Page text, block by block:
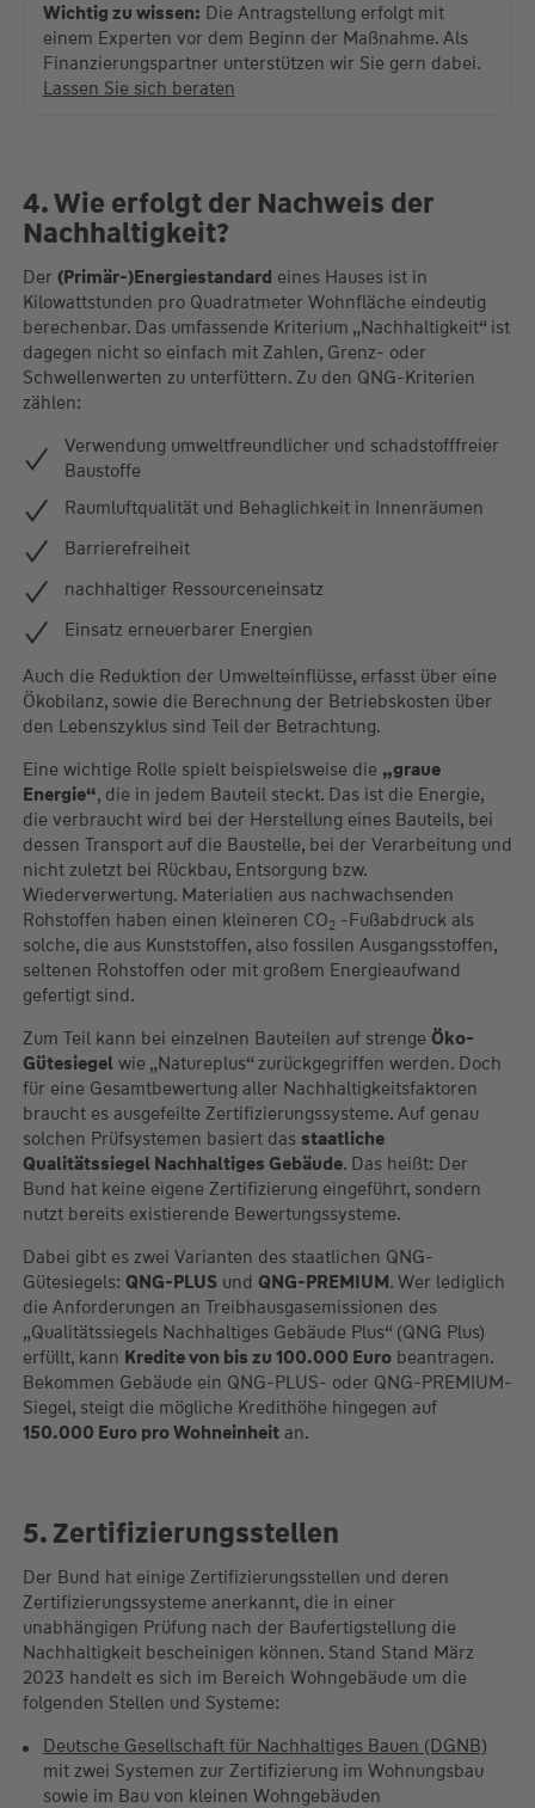
Wichtig zu wissen: Die Antragstellung erfolgt mit
einem Experten vor dem Beginn der Maßnahme. Als
Finanzierungspartner unterstützen wir Sie gern dabei.
Lassen Sie sich beraten
4. Wie erfolgt der Nachweis der
Nachhaltigkeit?
Der (Primär-)Energiestandard eines Hauses ist in
Kilowattstunden pro Quadratmeter Wohnfläche eindeutig
berechenbar. Das umfassende Kriterium „Nachhaltigkeit“ ist
dagegen nicht so einfach mit Zahlen, Grenz- oder
Schwellenwerten zu unterfüttern. Zu den QNG-Kriterien
zählen:
Verwendung umweltfreundlicher und schadstofffreier
Baustoffe
Raumluftqualität und Behaglichkeit in Innenräumen
Barrierefreiheit
nachhaltiger Ressourceneinsatz
Einsatz erneuerbarer Energien
Auch die Reduktion der Umwelteinflüsse, erfasst über eine
Ökobilanz, sowie die Berechnung der Betriebskosten über
den Lebenszyklus sind Teil der Betrachtung.
Eine wichtige Rolle spielt beispielsweise die „graue
Energie“, die in jedem Bauteil steckt. Das ist die Energie,
die verbraucht wird bei der Herstellung eines Bauteils, bei
dessen Transport auf die Baustelle, bei der Verarbeitung und
nicht zuletzt bei Rückbau, Entsorgung bzw.
Wiederverwertung. Materialien aus nachwachsenden
Rohstoffen haben einen kleineren CO2-Fußabdruck als
solche, die aus Kunststoffen, also fossilen Ausgangsstoffen,
seltenen Rohstoffen oder mit großem Energieaufwand
gefertigt sind.
Zum Teil kann bei einzelnen Bauteilen auf strenge Öko-
Gütesiegelwie „Natureplus“ zurückgegriffen werden. Doch
für eine Gesamtbewertung aller Nachhaltigkeitsfaktoren
braucht es ausgefeilte Zertifizierungssysteme. Auf genau
solchen Prüfsystemen basiert das staatliche
Qualitätssiegel Nachhaltiges Gebäude. Das heißt: Der
Bund hat keine eigene Zertifizierung eingeführt, sondern
nutzt bereits existierende Bewertungssysteme.
Dabei gibt es zwei Varianten des staatlichen QNG-
Gütesiegels: QNG-PLUSund QNG-PREMIUM. Wer lediglich
die Anforderungen an Treibhausgasemissionen des
„Qualitätssiegels Nachhaltiges Gebäude Plus“ (QNG Plus)
erfüllt, kann Kredite von bis zu 100.000 Eurobeantragen.
Bekommen Gebäude ein QNG-PLUS- oder QNG-PREMIUM-
Siegel, steigt die mögliche Kredithöhe hingegen auf
150.000 Euro pro Wohneinheitan.
5. Zertifizierungsstellen
Der Bund hat einige Zertifizierungsstellen und deren
Zertifizierungssysteme anerkannt, die in einer
unabhängigen Prüfung nach der Baufertigstellung die
Nachhaltigkeit bescheinigen können. Stand Stand März
2023 handelt es sich im Bereich Wohngebäude um die
folgenden Stellen und Systeme:
Deutsche Gesellschaft für Nachhaltiges Bauen (DGNB)
mit zwei Systemen zur Zertifizierung im Wohnungsbau
sowie im Bau von kleinen Wohngebäuden